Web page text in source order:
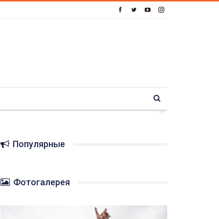
Популярные
Фотогалерея